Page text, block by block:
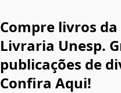
Compre livros
Livraria Unesp.
publicações de
Confira Aqui!